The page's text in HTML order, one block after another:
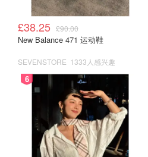
挤进宿舍小小的衣柜，如果没有
挑战力的事情~而且俗话说的
件衣服~当觉得自己缺少一条
自己缺一件衬衫，买好了衬衫
合适的大衣，这样买买买下来
有各个大牌的折扣，剁手只在一
所有女生们共同的问题~今天君
较好用的衣柜收纳~
£38.25 £90.00
New Balance 471 运动鞋
SEVENSTORE 1333人感兴趣
6